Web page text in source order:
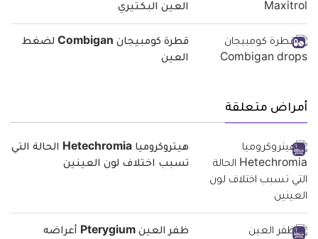
العين البكتيري
قطرة كومبيجان Combigan لضغط
العين
أمراض متعلقة
هيتروكروميا Hetechromia الحالة التي
تسبب اختلاف لون العينين
ظفر العين Pterygium أعراضه